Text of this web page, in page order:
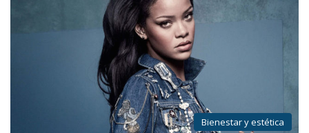
Bienestar y estética